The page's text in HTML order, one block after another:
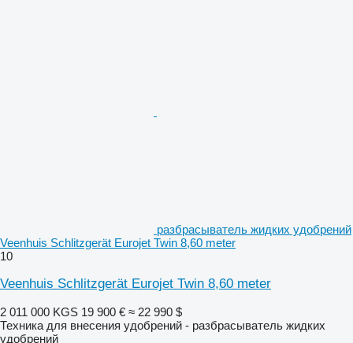
разбрасыватель жидких удобрений
Veenhuis Schlitzgerät Eurojet Twin 8,60 meter
10
Veenhuis Schlitzgerät Eurojet Twin 8,60 meter
2 011 000 KGS 19 900 € ≈ 22 990 $
Техника для внесения удобрений - разбрасыватель жидких
удобрений